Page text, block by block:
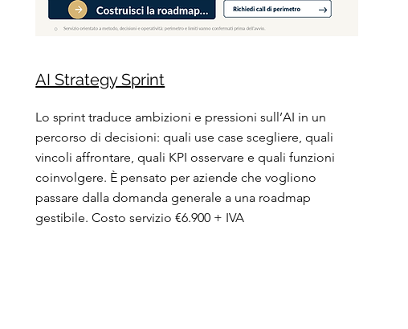
AI Strategy Sprint
Lo sprint traduce ambizioni e pressioni sull’AI in un
percorso di decisioni: quali use case scegliere, quali
vincoli affrontare, quali KPI osservare e quali funzioni
coinvolgere. È pensato per aziende che vogliono
passare dalla domanda generale a una roadmap
gestibile. Costo servizio €6.900 + IVA